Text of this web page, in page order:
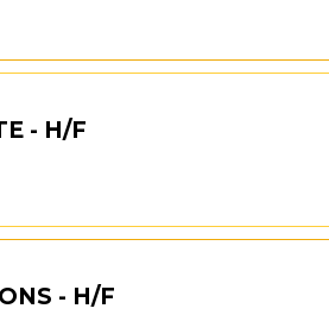
- H/F
- H/F